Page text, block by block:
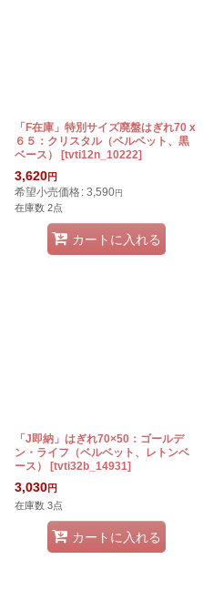
「F在庫」特別サイズ廃盤はぎれ70 x
６５：クリスタル（ベルベット、黒
ベース）
[tvti12n_10222]
3,620円
希望小売価格: 3,590円
在庫数 2点
カートに入れる
「J即納」はぎれ70×50：ゴールデ
ン・ライフ（ベルベット、レトンベ
ース）
[tvti32b_14931]
3,030円
在庫数 3点
カートに入れる